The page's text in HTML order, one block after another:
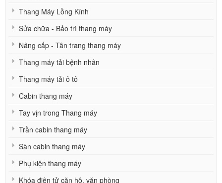
Thang Máy Lồng Kính
Sửa chữa - Bảo trì thang máy
Nâng cấp - Tân trang thang máy
Thang máy tải bệnh nhân
Thang máy tải ô tô
Cabin thang máy
Tay vịn trong Thang máy
Trần cabin thang máy
Sàn cabin thang máy
Phụ kiện thang máy
Khóa điện tử căn hộ, văn phòng